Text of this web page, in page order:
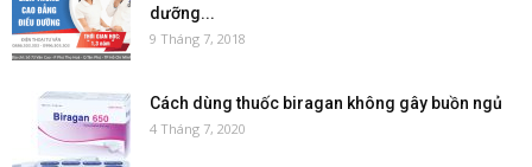
dưỡng...
9 Tháng 7, 2018
Cách dùng thuốc biragan không gây buồn ngủ
4 Tháng 7, 2020